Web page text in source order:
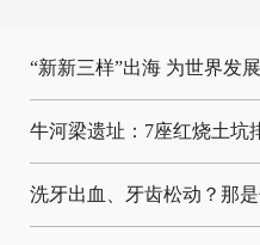
“新新三样”出海 为世界发
牛河梁遗址：7座红烧土坑
洗牙出血、牙齿松动？那